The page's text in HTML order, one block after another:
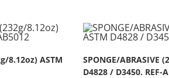
8.12oz) ASTM
SPONGE/ABRASIVE
D4828 / D3450. REF-